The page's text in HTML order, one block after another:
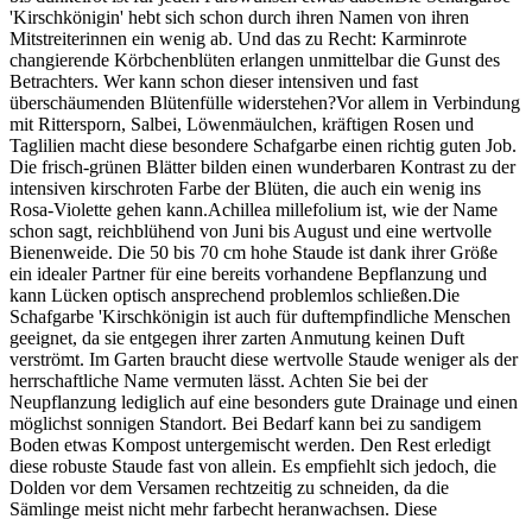
'Kirschkönigin' hebt sich schon durch ihren Namen von ihren
Mitstreiterinnen ein wenig ab. Und das zu Recht: Karminrote
changierende Körbchenblüten erlangen unmittelbar die Gunst des
Betrachters. Wer kann schon dieser intensiven und fast
überschäumenden Blütenfülle widerstehen?Vor allem in Verbindung
mit Rittersporn, Salbei, Löwenmäulchen, kräftigen Rosen und
Taglilien macht diese besondere Schafgarbe einen richtig guten Job.
Die frisch-grünen Blätter bilden einen wunderbaren Kontrast zu der
intensiven kirschroten Farbe der Blüten, die auch ein wenig ins
Rosa-Violette gehen kann.Achillea millefolium ist, wie der Name
schon sagt, reichblühend von Juni bis August und eine wertvolle
Bienenweide. Die 50 bis 70 cm hohe Staude ist dank ihrer Größe
ein idealer Partner für eine bereits vorhandene Bepflanzung und
kann Lücken optisch ansprechend problemlos schließen.Die
Schafgarbe 'Kirschkönigin ist auch für duftempfindliche Menschen
geeignet, da sie entgegen ihrer zarten Anmutung keinen Duft
verströmt. Im Garten braucht diese wertvolle Staude weniger als der
herrschaftliche Name vermuten lässt. Achten Sie bei der
Neupflanzung lediglich auf eine besonders gute Drainage und einen
möglichst sonnigen Standort. Bei Bedarf kann bei zu sandigem
Boden etwas Kompost untergemischt werden. Den Rest erledigt
diese robuste Staude fast von allein. Es empfiehlt sich jedoch, die
Dolden vor dem Versamen rechtzeitig zu schneiden, da die
Sämlinge meist nicht mehr farbecht heranwachsen. Diese